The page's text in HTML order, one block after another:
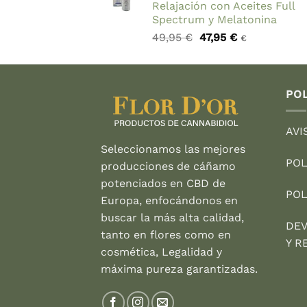
Relajación con Aceites Full
Spectrum y Melatonina
49,95€ El
original
47,95 €El
actual
€
Seleccionamos las mejores
producciones de cáñamo
potenciados en CBD de
Europa, enfocándonos en
buscar la más alta calidad,
tanto en flores como en
cosmética, Legalidad y
máxima pureza garantizadas.
Y